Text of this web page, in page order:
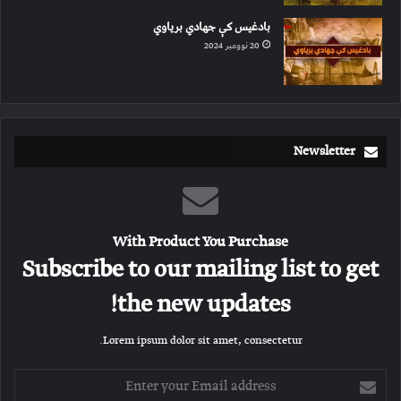
بادغیس کې جهادي بریاوي
20 نوومبر 2024
Newsletter
With Product You Purchase
Subscribe to our mailing list to get
the new updates!
Lorem ipsum dolor sit amet, consectetur.